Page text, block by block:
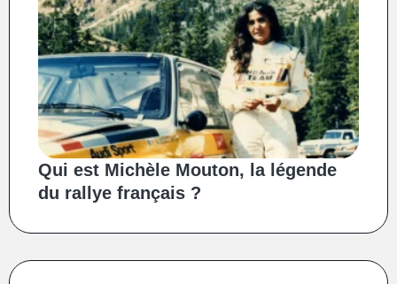
Qui est Michèle Mouton, la légende
du rallye français ?